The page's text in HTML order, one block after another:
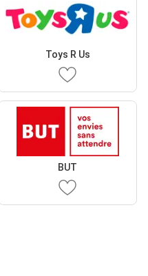
Toys R Us
BUT